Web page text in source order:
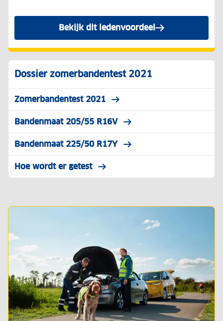
Bekijk dit ledenvoordeel
Dossier zomerbandentest 2021
Zomerbandentest 2021
Bandenmaat 205/55 R16V
Bandenmaat 225/50 R17Y
Hoe wordt er getest